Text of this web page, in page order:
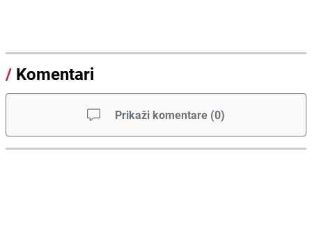
/ Komentari
Prikaži komentare (0)